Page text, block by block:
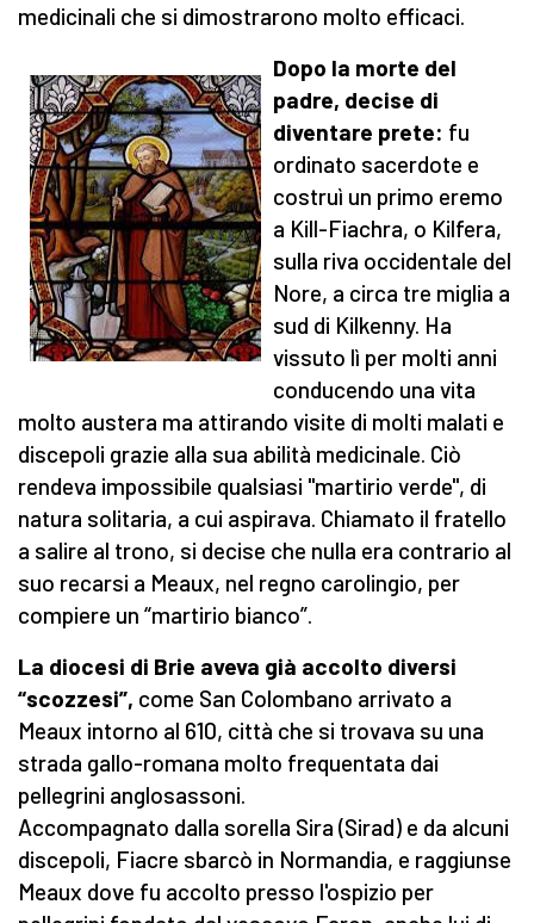
medicinali che si dimostrarono molto efficaci.
Dopo la morte del
padre, decise di
diventare prete: fu
ordinato sacerdote e
costruì un primo eremo
a Kill-Fiachra, o Kilfera,
sulla riva occidentale del
Nore, a circa tre miglia a
sud di Kilkenny. Ha
vissuto lì per molti anni
conducendo una vita
molto austera ma attirando visite di molti malati e
discepoli grazie alla sua abilità medicinale. Ciò
rendeva impossibile qualsiasi "martirio verde", di
natura solitaria, a cui aspirava. Chiamato il fratello
a salire al trono, si decise che nulla era contrario al
suo recarsi a Meaux, nel regno carolingio, per
compiere un “martirio bianco”.
La diocesi di Brie aveva già accolto diversi
“scozzesi”, come San Colombano arrivato a
Meaux intorno al 610, città che si trovava su una
strada gallo-romana molto frequentata dai
pellegrini anglosassoni.
Accompagnato dalla sorella Sira (Sirad) e da alcuni
discepoli, Fiacre sbarcò in Normandia, e raggiunse
Meaux dove fu accolto presso l'ospizio per